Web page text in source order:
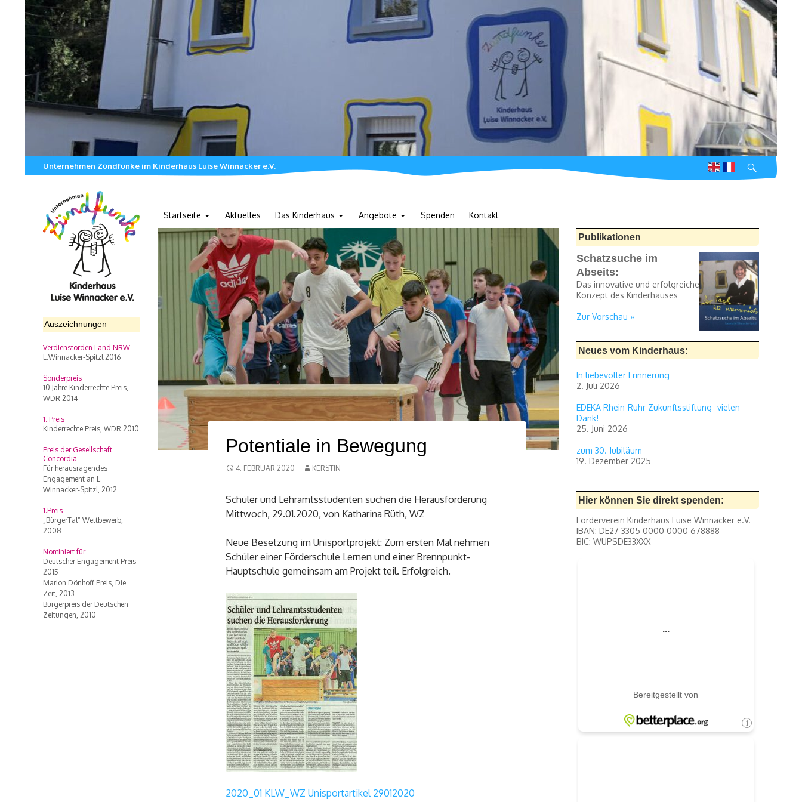
Unternehmen Zündfunke im Kinderhaus Luise Winnacker e.V. Suchen
Zum Inhalt springen
Startseite Aktuelles Das Kinderhaus Angebote Spenden Kontakt
Potentiale in Bewegung
4. FEBRUAR 2020 KERSTIN
Schüler und Lehramtsstudenten suchen die Herausforderung
Mittwoch, 29.01.2020, von Katharina Rüth, WZ
Neue Besetzung im Unisportprojekt: Zum ersten Mal nehmen
Schüler einer Förderschule Lernen und einer Brennpunkt-
Hauptschule gemeinsam am Projekt teil. Erfolgreich.
2020_01 KLW_WZ Unisportartikel 29012020
Publikationen
Schatzsuche im
Abseits:
Das innovative und erfolgreiche
Konzept des Kinderhauses
Zur Vorschau »
Neues vom Kinderhaus:
In liebevoller Erinnerung
2. Juli 2026
EDEKA Rhein-Ruhr Zukunftsstiftung -vielen
Dank!
25. Juni 2026
zum 30. Jubiläum
19. Dezember 2025
Hier können Sie direkt spenden:
Förderverein Kinderhaus Luise Winnacker e.V.
IBAN: DE27 3305 0000 0000 678888
BIC: WUPSDE33XXX
Auszeichnungen
Verdienstorden Land NRW
L.Winnacker-Spitzl 2016
Sonderpreis
10 Jahre Kinderrechte Preis,
WDR 2014
1. Preis
Kinderrechte Preis, WDR 2010
Preis der Gesellschaft
Concordia
Für herausragendes
Engagement an L.
Winnacker-Spitzl, 2012
1.Preis
„BürgerTal“ Wettbewerb,
2008
Nominiert für
Deutscher Engagement Preis
2015
Marion Dönhoff Preis, Die
Zeit, 2013
Bürgerpreis der Deutschen
Zeitungen, 2010